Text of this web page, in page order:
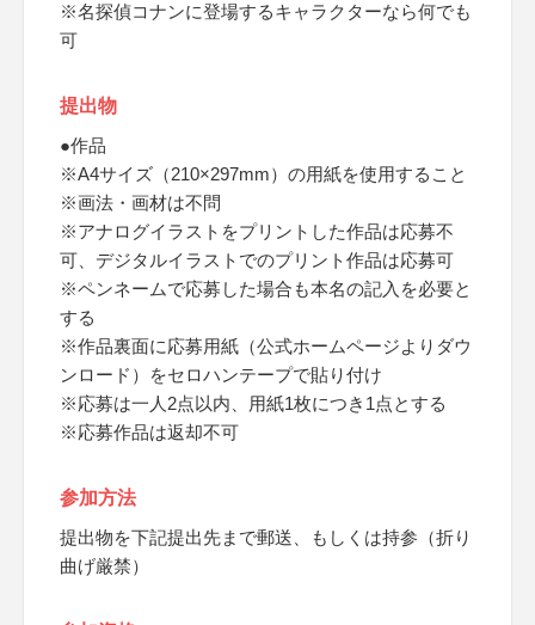
※名探偵コナンに登場するキャラクターなら何でも
可
提出物
●作品
※A4サイズ（210×297mm）の用紙を使用すること
※画法・画材は不問
※アナログイラストをプリントした作品は応募不
可、デジタルイラストでのプリント作品は応募可
※ペンネームで応募した場合も本名の記入を必要と
する
※作品裏面に応募用紙（公式ホームページよりダウ
ンロード）をセロハンテープで貼り付け
※応募は一人2点以内、用紙1枚につき1点とする
※応募作品は返却不可
参加方法
提出物を下記提出先まで郵送、もしくは持参（折り
曲げ厳禁）